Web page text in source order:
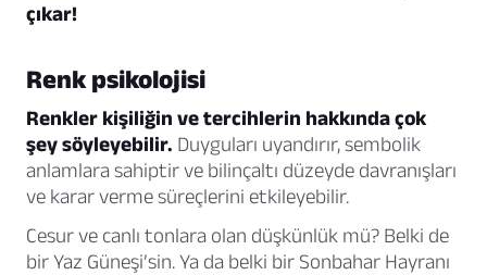
çıkar!
Renk psikolojisi
Renkler kişiliğin ve tercihlerin hakkında çok
şey söyleyebilir. Duyguları uyandırır, sembolik
anlamlara sahiptir ve bilinçaltı düzeyde davranışları
ve karar verme süreçlerini etkileyebilir.
Cesur ve canlı tonlara olan düşkünlük mü? Belki de
bir Yaz Güneşi’sin. Ya da belki bir Sonbahar Hayranı